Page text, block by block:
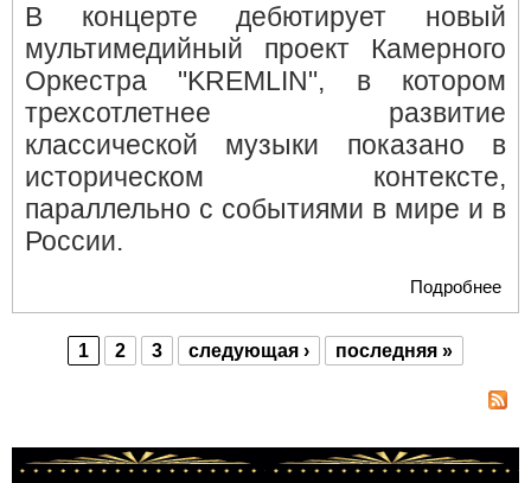
В концерте дебютирует новый
мультимедийный проект Камерного
Оркестра "KREMLIN", в котором
трехсотлетнее развитие
классической музыки показано в
историческом контексте,
параллельно с событиями в мире и в
России.
Подробнее
Страницы
1 2 3 следующая › последняя »